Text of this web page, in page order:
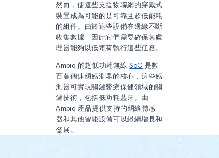
然而，使這些支援物聯網的穿戴式
裝置成為可能的是可靠且超低能耗
的組件。由於這些設備在邊緣不斷
收集數據，因此它們需要確保其處
理器能夠以低電荷執行這些任務。
Ambiq 的超低功耗無線SoC 是數
百萬個連網感測器的核心，這些感
測器可實現關鍵醫療保健領域的關
鍵技術，包括低功耗藍牙。由
Ambiq 產品提供支持的網絡傳感
器和其他智能設備可以繼續增長和
發展。